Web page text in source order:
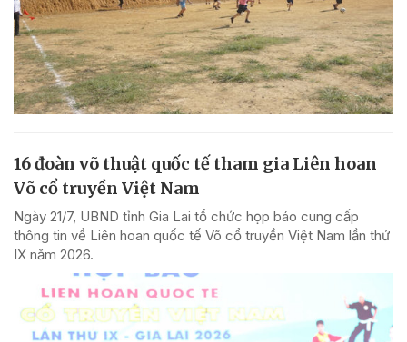
16 đoàn võ thuật quốc tế tham gia Liên hoan
Võ cổ truyền Việt Nam
Ngày 21/7, UBND tỉnh Gia Lai tổ chức họp báo cung cấp
thông tin về Liên hoan quốc tế Võ cổ truyền Việt Nam lần thứ
IX năm 2026.